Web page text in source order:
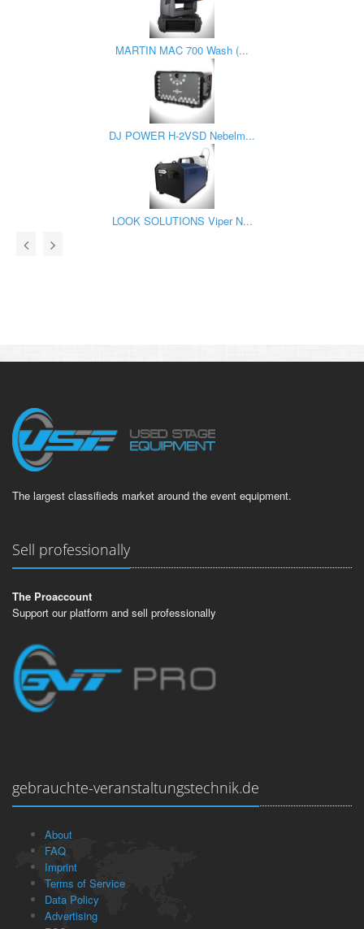
MARTIN MAC 700 Wash (...
DJ POWER H-2VSD Nebelm...
LOOK SOLUTIONS Viper N...
The largest classifieds market around the event equipment.
Sell professionally
The Proaccount
Support our platform and sell professionally
gebrauchte-veranstaltungstechnik.de
About
FAQ
Imprint
Terms of Service
Data Policy
Advertising